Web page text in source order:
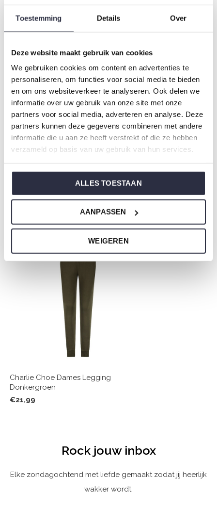
Toestemming Details Over
Deze website maakt gebruik van cookies
We gebruiken cookies om content en advertenties te
personaliseren, om functies voor social media te bieden
en om ons websiteverkeer te analyseren. Ook delen we
informatie over uw gebruik van onze site met onze
partners voor social media, adverteren en analyse. Deze
partners kunnen deze gegevens combineren met andere
informatie die u aan ze heeft verstrekt of die ze hebben
verzameld op basis van uw gebruik van hun services.
ALLES TOESTAAN
AANPASSEN
WEIGEREN
Collectie: Dames
Type:Pyjama's
Kleur: Dark green
Samenstelling: 95% Cotton/ 5% Elastane
Artikelnummer: O57118-38
De nachtkleding van Charlie Choe is gemaakt van
heerlijke zachte stoffen en heeft een perfecte pasvorm.
Weet je niet zo goed welke maat je moet kiezen van onze
nachtkleding?
voor de maattabel van Charlie Choe.
Om niet te vergeten
Charlie Choe Dames Legging
Donkergroen
€21,99
Rock jouw inbox
Elke zondagochtend met liefde gemaakt zodat jij heerlijk
wakker wordt.